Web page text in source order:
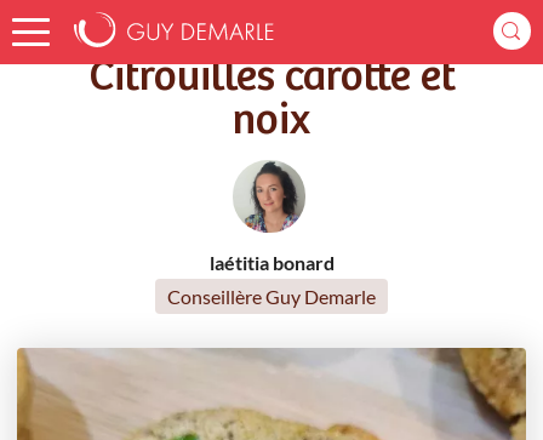
Accueil Recettes Citrouilles carotte et noix
Citrouilles carotte et
noix
laétitia bonard
Conseillère Guy Demarle